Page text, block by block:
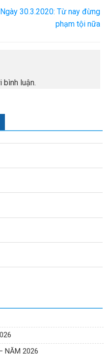
Ngày 30.3.2020: Từ nay đừng
phạm tội nữa
bình luận.
NĂM 2026